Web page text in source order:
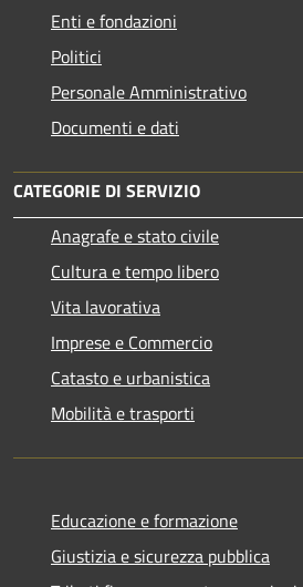
Enti e fondazioni
Politici
Personale Amministrativo
Documenti e dati
CATEGORIE DI SERVIZIO
Anagrafe e stato civile
Cultura e tempo libero
Vita lavorativa
Imprese e Commercio
Catasto e urbanistica
Mobilità e trasporti
Educazione e formazione
Giustizia e sicurezza pubblica